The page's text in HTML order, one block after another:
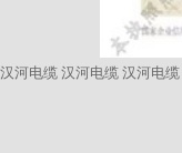
汉河电缆 汉河电缆 汉河电缆